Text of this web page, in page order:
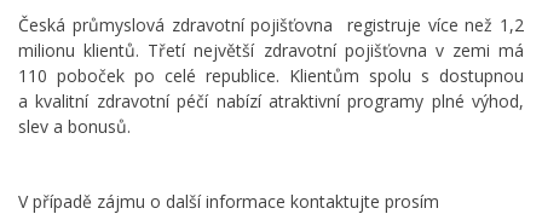
Česká průmyslová zdravotní pojišťovna registruje více než 1,2
milionu klientů. Třetí největší zdravotní pojišťovna v zemi má
110 poboček po celé republice. Klientům spolu s dostupnou
a kvalitní zdravotní péčí nabízí atraktivní programy plné výhod,
slev a bonusů.
V případě zájmu o další informace kontaktujte prosím